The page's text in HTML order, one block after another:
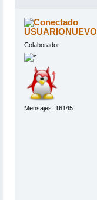
USUARIONUEVO
Colaborador
Mensajes: 16145